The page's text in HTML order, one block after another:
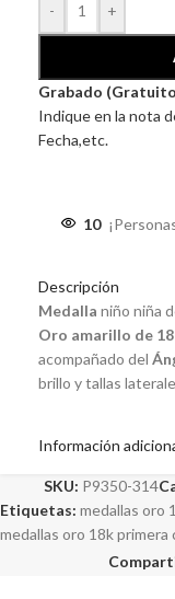
-
+
Grabado
Indique en la nota
Fecha,etc.
10
Descripción
Medalla niño niña
Oro amarillo de
acompañado del
brillo y tallas
Información
SKU: P9350-314
Etiquetas: medallas oro
medallas oro 18k primera